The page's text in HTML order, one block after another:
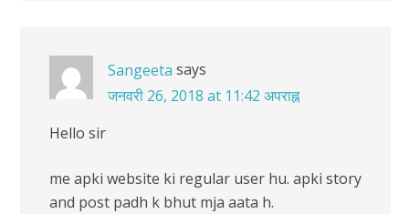
Sangeeta says
जनवरी 26, 2018 at 11:42 अपराह्न
Hello sir
me apki website ki regular user hu. apki story
and post padh k bhut mja aata h.